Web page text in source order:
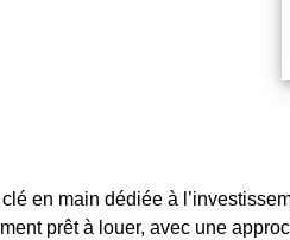
en main dédiée à
prêt à louer, avec une